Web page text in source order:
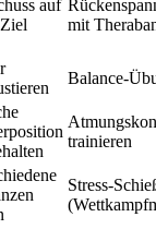
auf
mit
Balance-
trainieren
Stress-